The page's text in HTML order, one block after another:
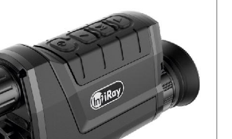
produktu